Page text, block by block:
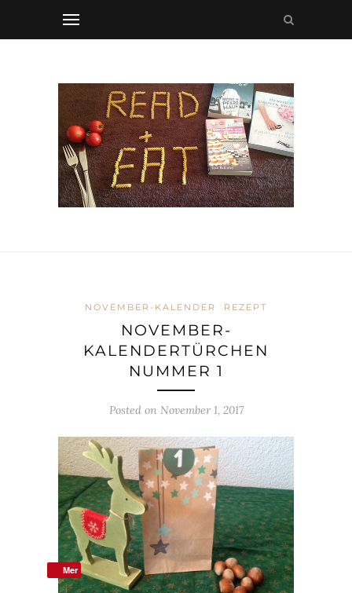
NOVEMBER-KALENDER REZEPT
NOVEMBER-
KALENDERTÜRCHEN
NUMMER 1
Posted on November 1, 2017
Mer